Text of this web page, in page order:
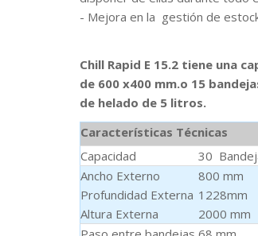
- Mejora en la gestión de
Chill Rapid E 15.2 tiene una
de 600 x400 mm.o 15
de helado de 5 litros.
Características Técnicas
Capacidad
30
Ancho Externo
Profundidad Externa
Altura Externa
800 mm
1228mm
2000 mm